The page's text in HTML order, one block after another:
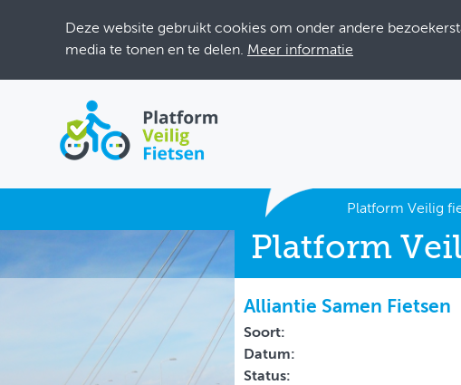
Deze website gebruikt cookies om onder andere
media te tonen en te delen. Meer informatie
BIJEENKOMSTEN
ONTWERPERSCAFÉ
INLOGGEN
Platform Veilig
Platform
Alliantie Samen Fietsen
Soort:
Datum:
Status: